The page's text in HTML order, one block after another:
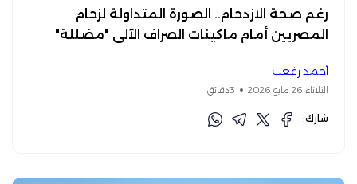
رغم صحة الازدحام.. الصورة المتداولة لزحام
المصريين أمام ماكينات الصراف الآلي "مضللة"
أحمد رفعت
الثلاثاء 26 مايو 2026 3دقائق
شارك: